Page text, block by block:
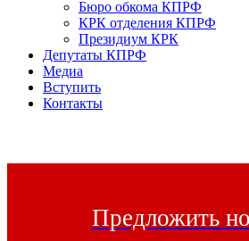
Бюро обкома КПРФ
КРК отделения КПРФ
Президиум КРК
Депутаты КПРФ
Медиа
Вступить
Контакты
Предложить